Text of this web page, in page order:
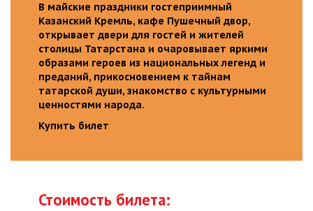
В майские праздники гостеприимный
Казанский Кремль, кафе Пушечный двор,
открывает двери для гостей и жителей
столицы Татарстана и очаровывает яркими
образами героев из национальных легенд и
преданий, прикосновением к тайнам
татарской души, знакомство с культурными
ценностями народа.
Купить билет
Стоимость билета: